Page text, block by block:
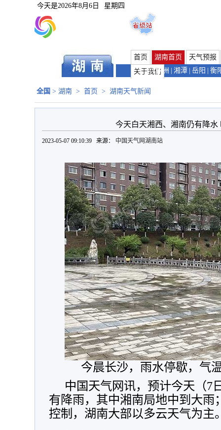
今天是2026年8月6日 星期四
首页 湖南首页
天气预报
关于我们
长沙 | 株洲 湘潭 岳阳 衡
全国 > 湖南 > 首页 > 湖南天气新闻
今天白天湘西、湘南仍有降
2023-05-07 09:10:39 来源： 中国天气网湖南站
今晨长沙，雨水停歇，气
中国天气网讯， 预计今天（7
有降雨， 其中湘南局地中到大雨
控制 ， 湖南大部以多云天气为主